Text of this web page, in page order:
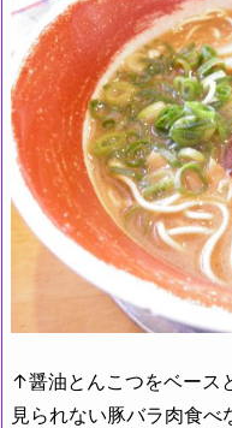
↑醤油とんこつをベース
見られない豚バラ肉食べ